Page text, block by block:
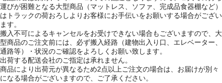
運びが困難となる大型商品（マットレス、ソファ、完成品食器棚など）
はトラックの荷おろしよりお客様にお手伝いをお願いする場合がござい
ます。
搬入不可によるキャンセルをお受けできない場合もございますので、大
型商品のご注文前には、必ず搬入経路（建物出入り口、エレベーター、
通路等）・状況のご確認をよろしくお願い致します。
出荷する配送会社のご指定は承れません。
商品により出荷元が異なるため2点以上ご注文の場合は、お届けが別々
になる場合がございますので、ご了承ください。